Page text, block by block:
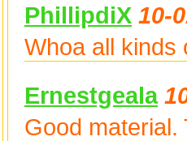
PhillipdiX 10-
Whoa all kinds
Ernestgeala
Good material.